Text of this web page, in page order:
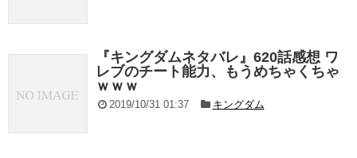
『キングダムネタバレ』620話感想 ワ
レブのチート能力、もうめちゃくちゃ
ｗｗｗ
2019/10/31 01:37 キングダム